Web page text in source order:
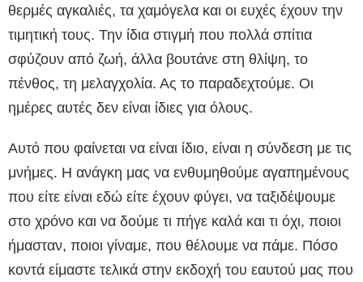
θερμές αγκαλιές, τα χαμόγελα και οι ευχές έχουν την
τιμητική τους. Την ίδια στιγμή που πολλά σπίτια
σφύζουν από ζωή, άλλα βουτάνε στη θλίψη, το
πένθος, τη μελαγχολία. Ας το παραδεχτούμε. Οι
ημέρες αυτές δεν είναι ίδιες για όλους.
Αυτό που φαίνεται να είναι ίδιο, είναι η σύνδεση με τις
μνήμες. Η ανάγκη μας να ενθυμηθούμε αγαπημένους
που είτε είναι εδώ είτε έχουν φύγει, να ταξιδέψουμε
στο χρόνο και να δούμε τι πήγε καλά και τι όχι, ποιοι
ήμασταν, ποιοι γίναμε, που θέλουμε να πάμε. Πόσο
κοντά είμαστε τελικά στην εκδοχή του εαυτού μας που